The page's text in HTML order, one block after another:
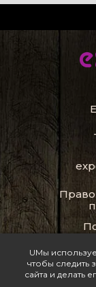
UМы
чтобы следить
сайта и делать